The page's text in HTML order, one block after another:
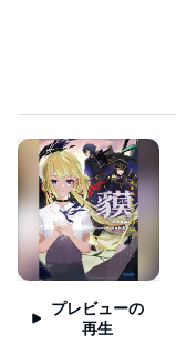
プレビューの
再生